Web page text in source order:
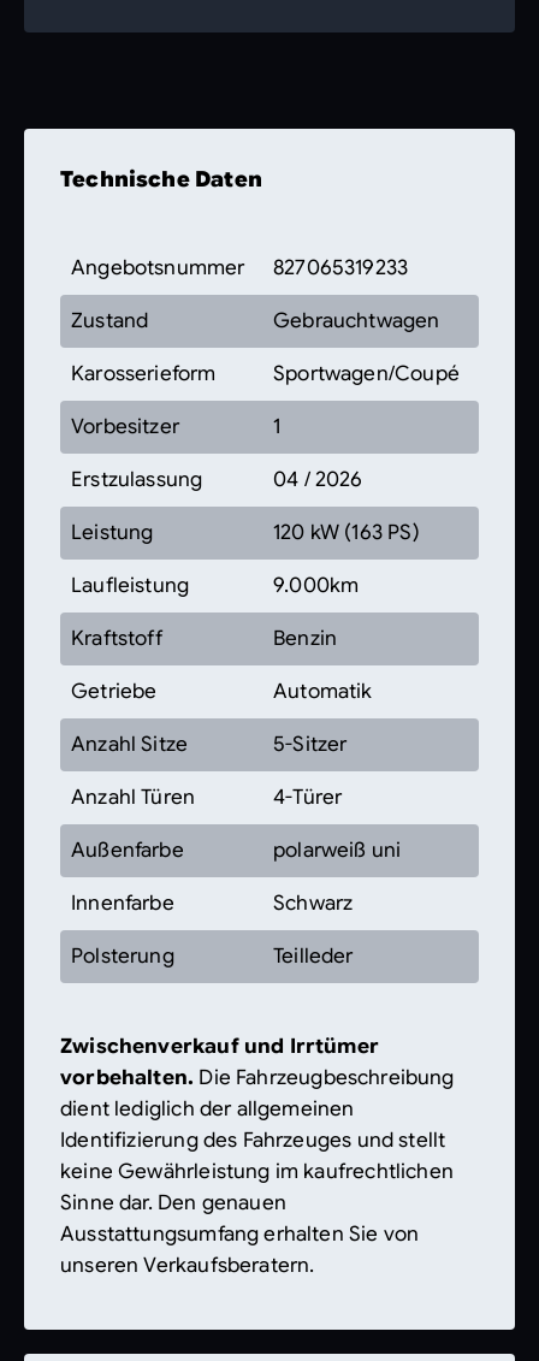
Technische Daten
Angebotsnummer 827065319233
Zustand Gebrauchtwagen
Karosserieform Sportwagen/Coupé
Vorbesitzer 1
Erstzulassung 04 / 2026
Leistung 120 kW (163 PS)
Laufleistung 9.000km
Kraftstoff Benzin
Getriebe Automatik
Anzahl Sitze 5-Sitzer
Anzahl Türen 4-Türer
Außenfarbe polarweiß uni
Innenfarbe Schwarz
Polsterung Teilleder
Zwischenverkauf und Irrtümer
vorbehalten. Die Fahrzeugbeschreibung
dient lediglich der allgemeinen
Identifizierung des Fahrzeuges und stellt
keine Gewährleistung im kaufrechtlichen
Sinne dar. Den genauen
Ausstattungsumfang erhalten Sie von
unseren Verkaufsberatern.